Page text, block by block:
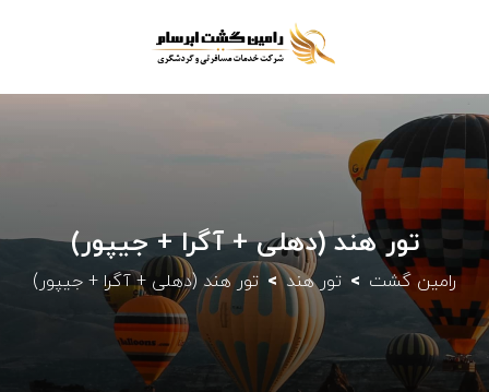
تور هند (دهلی + آگرا + جیپور)
رامین گشت تور هند تور هند (دهلی + آگرا + جیپور)